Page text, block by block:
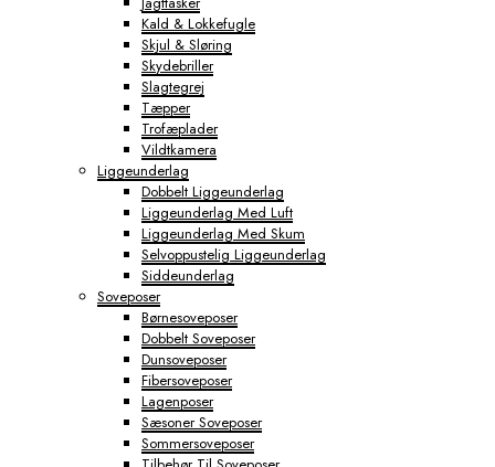
Kald & Lokkefugle
Skjul & Sløring
Skydebriller
Slagtegrej
Tæpper
Trofæplader
Vildtkamera
Liggeunderlag
Dobbelt Liggeunderlag
Liggeunderlag Med Luft
Liggeunderlag Med Skum
Selvoppustelig Liggeunderlag
Siddeunderlag
Soveposer
Børnesoveposer
Dobbelt Soveposer
Dunsoveposer
Fibersoveposer
Lagenposer
Sæsoner Soveposer
Sommersoveposer